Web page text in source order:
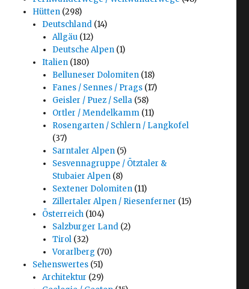
Hütten (298)
Deutschland (14)
Allgäu(12)
Deutsche Alpen(1)
Italien (180)
Belluneser Dolomiten(18)
Fanes / Sennes / Prags(17)
Geisler / Puez / Sella(58)
Ortler / Mendelkamm(11)
Rosengarten / Schlern / Langkofel
(37)
Sarntaler Alpen(5)
Sesvennagruppe / Ötztaler &
Stubaier Alpen(8)
Sextener Dolomiten(11)
Zillertaler Alpen / Riesenferner (15)
Österreich (104)
Salzburger Land(2)
Tirol(32)
Vorarlberg (70)
Sehenswertes (51)
Architektur (29)